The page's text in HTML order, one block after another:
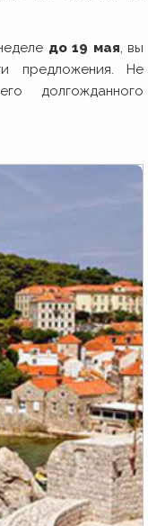
до 19 мая , вы
предложения. Не
долгожданного